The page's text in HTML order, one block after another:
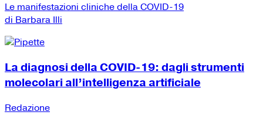
Le manifestazioni cliniche della COVID-19
di Barbara Illi
La diagnosi della COVID-19: dagli strumenti
molecolari all’intelligenza artificiale
Redazione